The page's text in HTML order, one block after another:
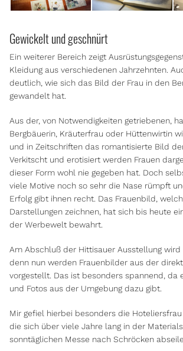
Gewickelt und geschnürt
Ein weiterer Bereich zeigt
Kleidung aus verschiedenen Jahrzehnten.
deutlich, wie sich das Bild der Frau in den
gewandelt hat.
Aus der, von Notwendigkeiten getriebenen,
Bergbäuerin, Kräuterfrau oder Hüttenwirtin
und in Zeitschriften das romantisierte Bild
Verkitscht und erotisiert werden Frauen
dieser Form wohl nie gegeben hat. Doch
viele Motive noch so sehr die Nase rümpft
Erfolg gibt ihnen recht. Das Frauenbild,
Darstellungen zeichnen, hat sich bis heute
der Werbewelt bewahrt.
Am Abschluß der Hittisauer Ausstellung wird
denn nun werden Frauenbilder aus der
vorgestellt. Das ist besonders spannend, da
und Fotos aus der Umgebung dazu gibt.
Mir gefiel hierbei besonders die
die sich über viele Jahre lang in der
sonntäglichen Messe nach Schröcken